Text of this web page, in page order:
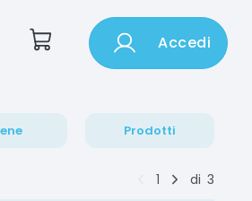
Accedi
Prodotti
1 di 3